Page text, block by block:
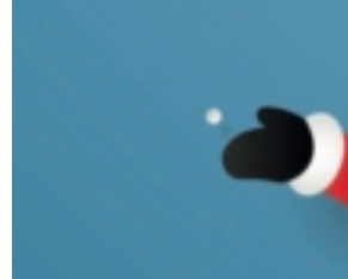
Rechercher sur le site